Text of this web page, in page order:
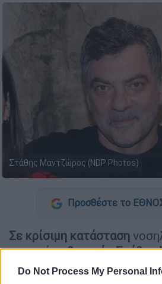
Do Not Process My Personal
Στάθης Μαντζώρος (NDP Photos)
Προσθέστε το
Σε κρίσιμη κατάσταση
γνωστόςηθοποιόςΣτάθης
οποίος τους τελευταίους